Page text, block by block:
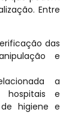
Entre
das
e
a
hospitais e
higiene e